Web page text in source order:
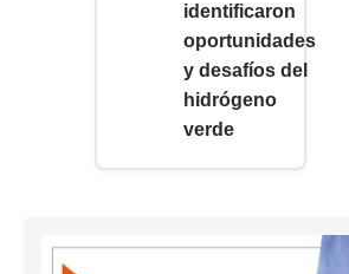
identificaron
oportunidades
y desafíos del
hidrógeno
verde